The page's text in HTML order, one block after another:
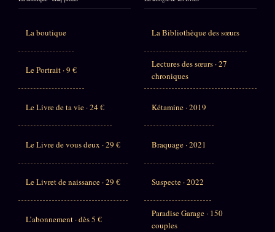
La boutique
Le Portrait · 9 €
Le Livre de ta vie · 24 €
Le Livre de vous deux · 29 €
Le Livret de naissance · 29 €
L’abonnement · dès 5 €
La Bibliothèque des sœurs
Lectures des sœurs · 27
chroniques
Kétamine · 2019
Braquage · 2021
Suspecte · 2022
Paradise Garage · 150
couples